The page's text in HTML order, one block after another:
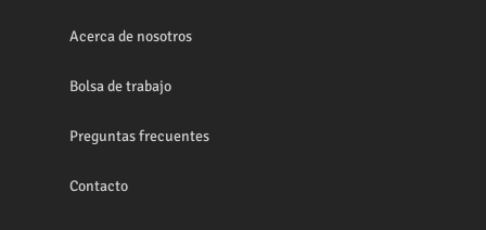
Acerca de nosotros
Bolsa de trabajo
Preguntas frecuentes
Contacto